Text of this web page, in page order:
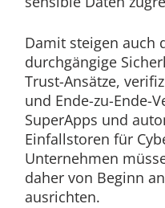
Damit steigen auch
durchgängige
Trust-Ansätze,
und Ende-zu-Ende-
SuperApps und
Einfallstoren für
Unternehmen
daher von Beginn
ausrichten.